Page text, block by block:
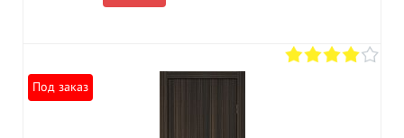
Под заказ